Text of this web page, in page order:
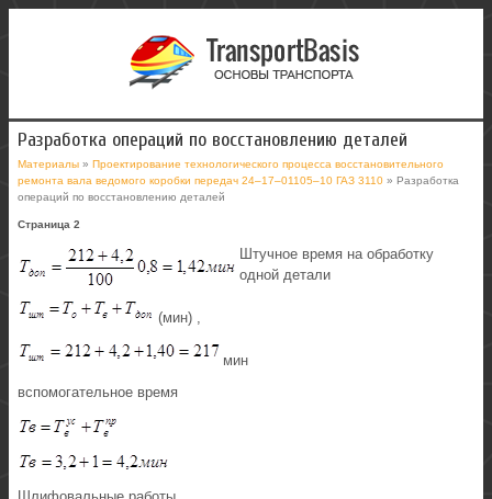
Разработка операций по восстановлению деталей
Материалы » Проектирование технологического процесса восстановительного
ремонта вала ведомого коробки передач 24–17–01105–10 ГАЗ 3110 » Разработка
операций по восстановлению деталей
Страница 2
Штучное время на обработку
одной детали
(мин) ,
мин
вспомогательное время